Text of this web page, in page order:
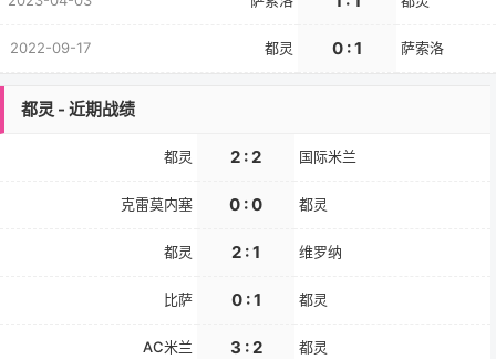
2022-09-17 都灵 0 : 1 萨索洛
都灵 - 近期战绩
都灵 2 : 2 国际米兰
克雷莫内塞 0 : 0 都灵
都灵 2 : 1 维罗纳
比萨 0 : 1 都灵
AC米兰 3 : 2 都灵